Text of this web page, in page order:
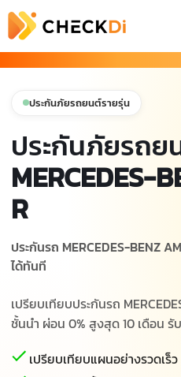
ประกันภัยรถยนต์รายรุ่น
ประกันภัยรถย
MERCEDES-
R
ประกันรถ MERCEDES-BENZ
ได้ทันที
เปรียบเทียบประกันรถ
ชั้นนำ ผ่อน 0% สูงสุด 10 เดือน รั
เปรียบเทียบแผนอย่างรวดเร็ว